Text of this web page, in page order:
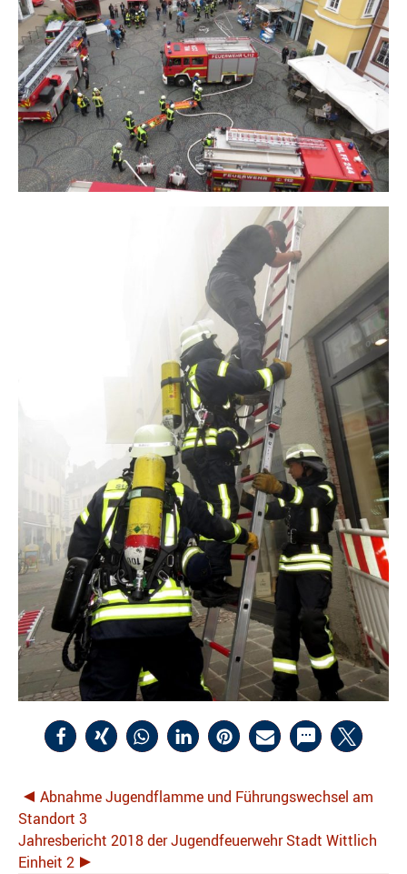
Abnahme Jugendflamme und Führungswechsel am
Standort 3
Jahresbericht 2018 der Jugendfeuerwehr Stadt Wittlich
Einheit 2